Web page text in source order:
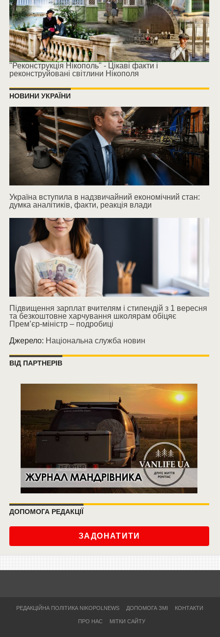
"Реконструкція Нікополь" - Цікаві факти і
реконструйовані світлини Нікополя
НОВИНИ УКРАЇНИ
Україна вступила в надзвичайний економічний стан:
думка аналітиків, факти, реакція влади
Підвищення зарплат вчителям і стипендій з 1 вересня
та безкоштовне харчування школярам обіцяє
Прем’єр-міністр – подробиці
Джерело: Національна служба новин
ВІД ПАРТНЕРІВ
ДОПОМОГА РЕДАКЦІЇ
ЗАДОНАТИТИ
РЕДАКЦІЙНА ПОЛІТИКА NIKOPOLNEWS ДОПОМОГА ЗМІ КОНТАКТИ
ПРО НАС МІТКИ САЙТУ